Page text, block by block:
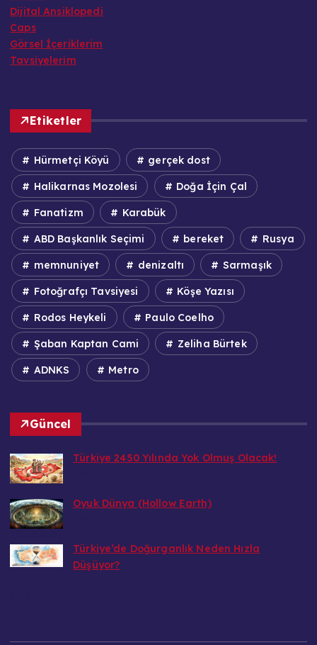
Dijital Ansiklopedi
Caps
Görsel İçeriklerim
Tavsiyelerim
Etiketler
Hürmetçi Köyü gerçek dost
Halikarnas Mozolesi Doğa İçin Çal
Fanatizm Karabük
ABD Başkanlık Seçimi bereket Rusya
memnuniyet denizaltı Sarmaşık
Fotoğrafçı Tavsiyesi Köşe Yazısı
Rodos Heykeli Paulo Coelho
Şaban Kaptan Cami Zeliha Bürtek
ADNKS Metro
Güncel
Türkiye 2450 Yılında Yok Olmuş Olacak!
Oyuk Dünya (Hollow Earth)
Türkiye’de Doğurganlık Neden Hızla
Düşüyor?